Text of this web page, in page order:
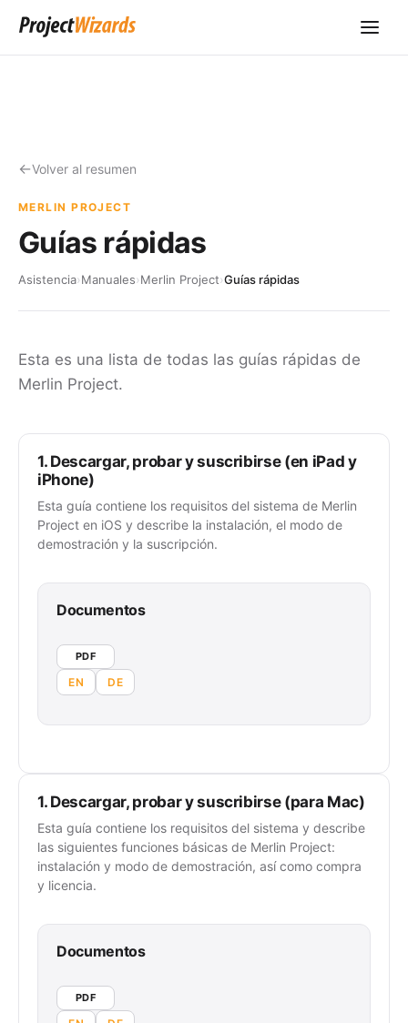
Volver al resumen
MERLIN PROJECT
Guías rápidas
Asistencia›Manuales›Merlin Project›Guías rápidas
Esta es una lista de todas las guías rápidas de
Merlin Project.
1. Descargar, probar y suscribirse (en iPad y
iPhone)
Esta guía contiene los requisitos del sistema de Merlin
Project en iOS y describe la instalación, el modo de
demostración y la suscripción.
Documentos
PDF
EN DE
1. Descargar, probar y suscribirse (para Mac)
Esta guía contiene los requisitos del sistema y describe
las siguientes funciones básicas de Merlin Project:
instalación y modo de demostración, así como compra
y licencia.
Documentos
PDF